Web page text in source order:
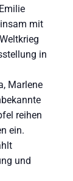
mit
in
Marlene
reihen
ein.
und